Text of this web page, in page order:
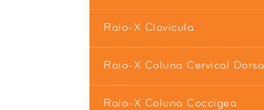
Raio-X Clavícula
Raio-X Coluna Cervical
Raio-X Coluna Coccigea